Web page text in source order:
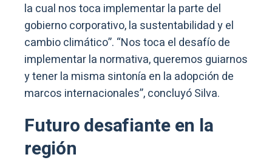
la cual nos toca implementar la parte del
gobierno corporativo, la sustentabilidad y el
cambio climático”. “Nos toca el desafío de
implementar la normativa, queremos guiarnos
y tener la misma sintonía en la adopción de
marcos internacionales”, concluyó Silva.
Futuro desafiante en la
región